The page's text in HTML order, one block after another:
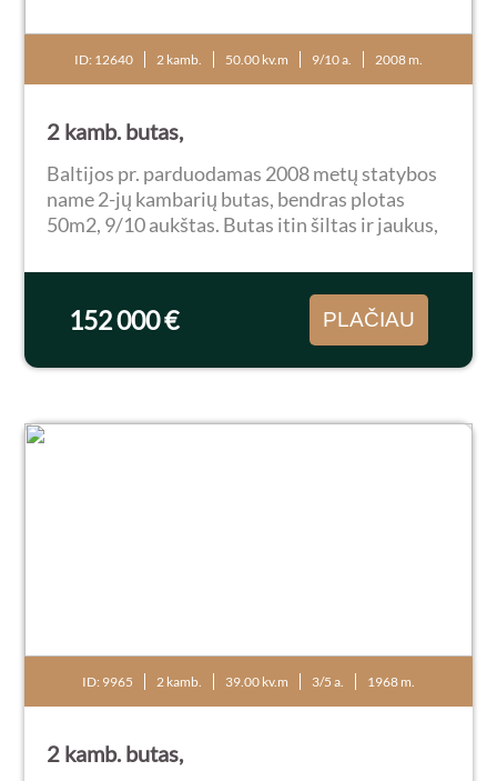
ID: 12640 2 kamb. 50.00 kv.m 9/10 a. 2008 m.
2 kamb. butas,
Baltijos pr. parduodamas 2008 metų statybos
name 2-jų kambarių butas, bendras plotas
50m2, 9/10 aukštas. Butas itin šiltas ir jaukus,
vieta. Puiki vieta, šalia p/c Grandus, Arena...
152 000 € PLAČIAU
ID: 9965 2 kamb. 39.00 kv.m 3/5 a. 1968 m.
2 kamb. butas,